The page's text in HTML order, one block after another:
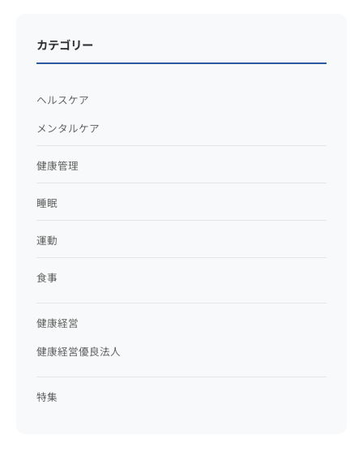
カテゴリー
ヘルスケア
メンタルケア
健康管理
睡眠
運動
食事
健康経営
健康経営優良法人
特集